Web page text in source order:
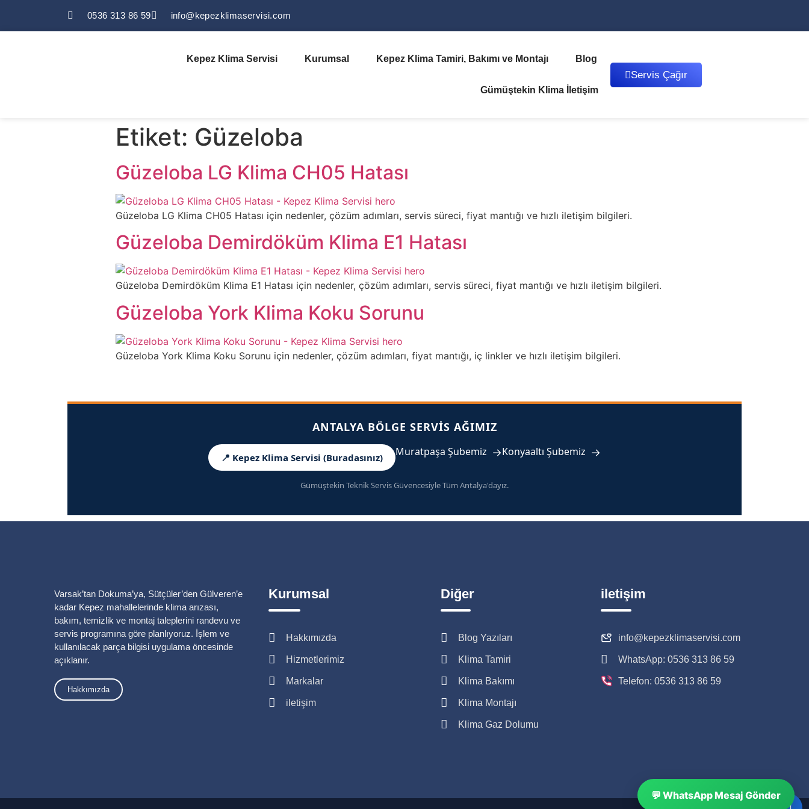
0536 313 86 59 info@kepezklimaservisi.com
Kepez Klima Servisi Kurumsal Kepez Klima Tamiri, Bakımı ve Montajı Blog
Gümüştekin Klima İletişim
Servis Çağır
Etiket: Güzeloba
Güzeloba LG Klima CH05 Hatası
Güzeloba LG Klima CH05 Hatası için nedenler, çözüm adımları, servis süreci, fiyat mantığı ve hızlı iletişim bilgileri.
Güzeloba Demirdöküm Klima E1 Hatası
Güzeloba Demirdöküm Klima E1 Hatası için nedenler, çözüm adımları, servis süreci, fiyat mantığı ve hızlı iletişim bilgileri.
Güzeloba York Klima Koku Sorunu
Güzeloba York Klima Koku Sorunu için nedenler, çözüm adımları, fiyat mantığı, iç linkler ve hızlı iletişim bilgileri.
ANTALYA BÖLGE SERVIS AĞIMIZ
📍 Kepez Klima Servisi (Buradasınız) Muratpaşa Şubemiz →Konyaaltı Şubemiz →
Gümüştekin Teknik Servis Güvencesiyle Tüm Antalya'dayız.
Varsak’tan Dokuma’ya, Sütçüler’den Gülveren’e
kadar Kepez mahallelerinde klima arızası,
bakım, temizlik ve montaj taleplerini randevu ve
servis programına göre planlıyoruz. İşlem ve
kullanılacak parça bilgisi uygulama öncesinde
açıklanır.
Hakkımızda
Kurumsal
Hakkımızda
Hizmetlerimiz
Markalar
iletişim
Diğer
Blog Yazıları
Klima Tamiri
Klima Bakımı
Klima Montajı
Klima Gaz Dolumu
iletişim
info@kepezklimaservisi.com
WhatsApp: 0536 313 86 59
Telefon: 0536 313 86 59
💬 WhatsApp Mesaj Gönder